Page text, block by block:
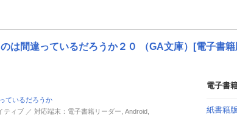
は間違っているだろうか２０ （GA文庫）[電子書籍
ているだろうか
ィブ ／ 対応端末：電子書籍リーダー, Android,
電子書
紙書籍版